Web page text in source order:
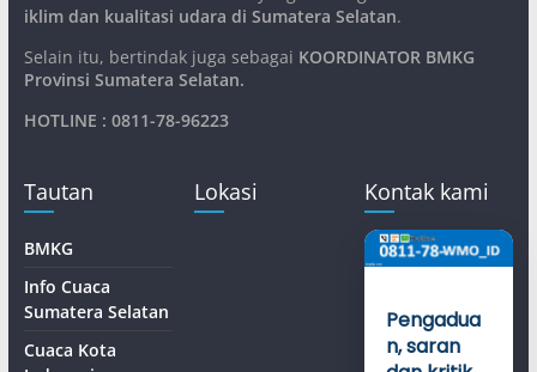
iklim dan kualitasi udara di Sumatera Selatan.
Selain itu, bertindak juga sebagai KOORDINATOR BMKG
Provinsi Sumatera Selatan.
HOTLINE : 0811-78-96223
Tautan
BMKG
Info Cuaca
Sumatera Selatan
Cuaca Kota
Lokasi Kontak kami
Pengadua
n, saran